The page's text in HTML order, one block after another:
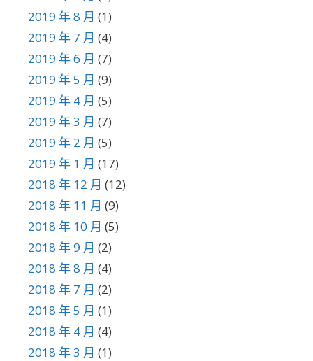
2019 年 8 月 (1)
2019 年 7 月 (4)
2019 年 6 月 (7)
2019 年 5 月 (9)
2019 年 4 月 (5)
2019 年 3 月 (7)
2019 年 2 月 (5)
2019 年 1 月 (17)
2018 年 12 月 (12)
2018 年 11 月 (9)
2018 年 10 月 (5)
2018 年 9 月 (2)
2018 年 8 月 (4)
2018 年 7 月 (2)
2018 年 5 月 (1)
2018 年 4 月 (4)
2018 年 3 月 (1)